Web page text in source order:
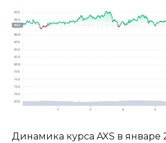
Динамика курса AXS в январе